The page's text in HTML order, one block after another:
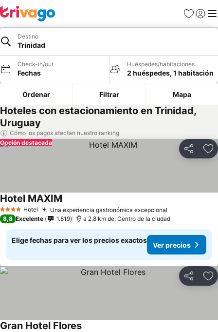
Favoritos
Iniciar
Destino
Trinidad
Check-in/out
Fechas
Huéspedes/habitaciones
2 huéspedes, 1 habitación
Ordenar Filtrar Mapa
Hoteles con estacionamiento en Trinidad,
Uruguay
Cómo los pagos afectan nuestro ranking
Compartir
Opción destacada
4 EstrellasHotel Una experiencia gastronómica excepcional
Hotel MAXIM
8,8 Excelente 1.819 a 2.8 km de: Centro de la ciudad
Elige fechas para ver los precios exactos
Ver precios
Compartir
Gran Hotel Flores